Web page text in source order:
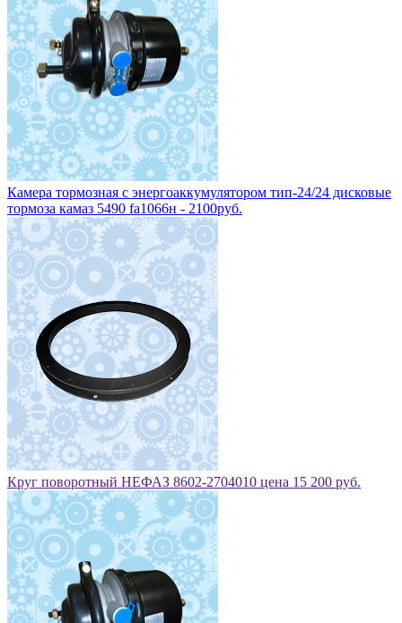
Камера тормозная с энергоаккумулятором тип-24/24 дисковые
тормоза камаз 5490 fa1066н - 2100руб.
Круг поворотный НЕФАЗ 8602-2704010 цена 15 200 руб.